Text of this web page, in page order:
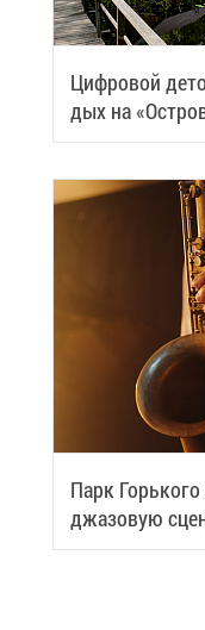
Циф­ро­вой
дых на
вить си­лы
Парк
джа­зо­вую